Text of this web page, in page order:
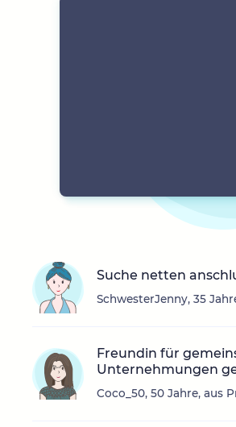
Suche netten
SchwesterJenny, 35
Freundin für
Unternehmungen
Coco_50, 50 Jahre, aus